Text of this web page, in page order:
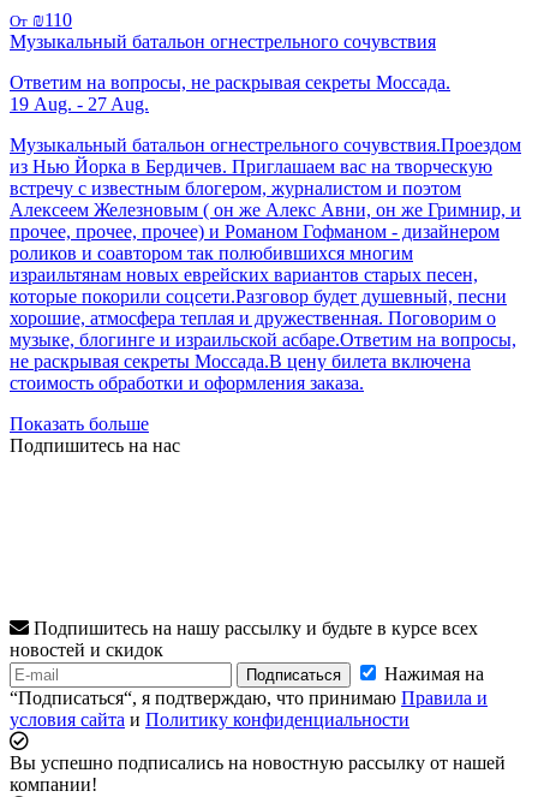
От ₪110
Музыкальный батальон огнестрельного сочувствия
Ответим на вопросы, не раскрывая секреты Моссада.
19 Aug. - 27 Aug.
Музыкальный батальон огнестрельного сочувствия.Проездом
из Нью Йорка в Бердичев. Приглашаем вас на творческую
встречу с известным блогером, журналистом и поэтом
Алексеем Железновым ( он же Алекс Авни, он же Гримнир, и
прочее, прочее, прочее) и Романом Гофманом - дизайнером
роликов и соавтором так полюбившихся многим
израильтянам новых еврейских вариантов старых песен,
которые покорили соцсети.Разговор будет душевный, песни
хорошие, атмосфера теплая и дружественная. Поговорим о
музыке, блогинге и израильской асбаре.Ответим на вопросы,
не раскрывая секреты Моссада.В цену билета включена
стоимость обработки и оформления заказа.
Показать больше
Подпишитесь на нас
Подпишитесь на нашу рассылку и будьте в курсе всех
новостей и скидок
Подписаться
Нажимая на
“Подписаться“, я подтверждаю, что принимаю Правила и
условия сайта и Политику конфиденциальности
Вы успешно подписались на новостную рассылку от нашей
компании!